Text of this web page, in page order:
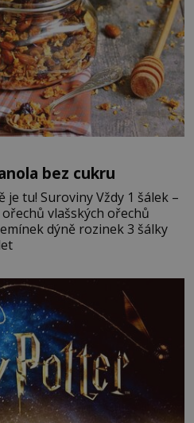
bez cukru
1 šálek –
vlašských ořechů
dýně rozinek 3 šálky